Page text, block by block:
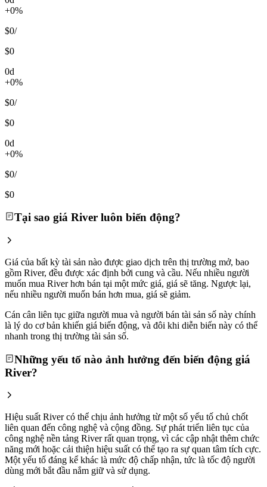
+0%
$0/
$0
0d
+0%
$0/
$0
0d
+0%
$0/
$0
Tại sao giá River luôn biến động?
Giá của bất kỳ tài sản nào được giao dịch trên thị trường mở, bao
gồm River, đều được xác định bởi cung và cầu. Nếu nhiều người
muốn mua River hơn bán tại một mức giá, giá sẽ tăng. Ngược lại,
nếu nhiều người muốn bán hơn mua, giá sẽ giảm.
Cán cân liên tục giữa người mua và người bán tài sản số này chính
là lý do cơ bản khiến giá biến động, và đôi khi diễn biến này có thể
nhanh trong thị trường tài sản số.
Những yếu tố nào ảnh hưởng đến biến động giá
River?
Hiệu suất River có thể chịu ảnh hưởng từ một số yếu tố chủ chốt
liên quan đến công nghệ và cộng đồng. Sự phát triển liên tục của
công nghệ nền tảng River rất quan trọng, vì các cập nhật thêm chức
năng mới hoặc cải thiện hiệu suất có thể tạo ra sự quan tâm tích cực.
Một yếu tố đáng kể khác là mức độ chấp nhận, tức là tốc độ người
dùng mới bắt đầu nắm giữ và sử dụng.